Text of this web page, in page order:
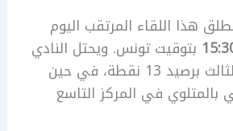
هذا اللقاء المرتقب اليوم
بتوقيت تونس. ويحتل النادي
الإفريقي المركز الثالث برصيد 13 نقطة، في حين
بالمتلوي في المركز التاسع